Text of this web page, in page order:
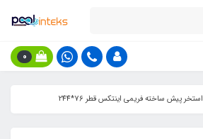
0
استخر پیش ساخته فریمی اینتکس قطر 76*244